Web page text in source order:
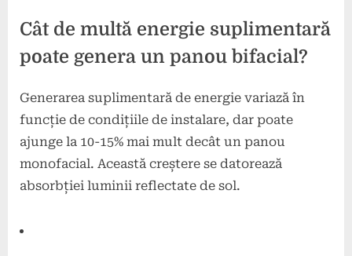
Cât de multă energie suplimentară
poate genera un panou bifacial?
Generarea suplimentară de energie variază în
funcție de condițiile de instalare, dar poate
ajunge la 10-15% mai mult decât un panou
monofacial. Această creștere se datorează
absorbției luminii reflectate de sol.